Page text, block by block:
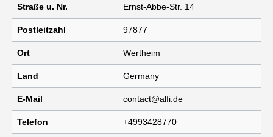
Straße u. Nr. Ernst-Abbe-Str. 14
Postleitzahl 97877
Ort Wertheim
Land Germany
E-Mail contact@alfi.de
Telefon +4993428770